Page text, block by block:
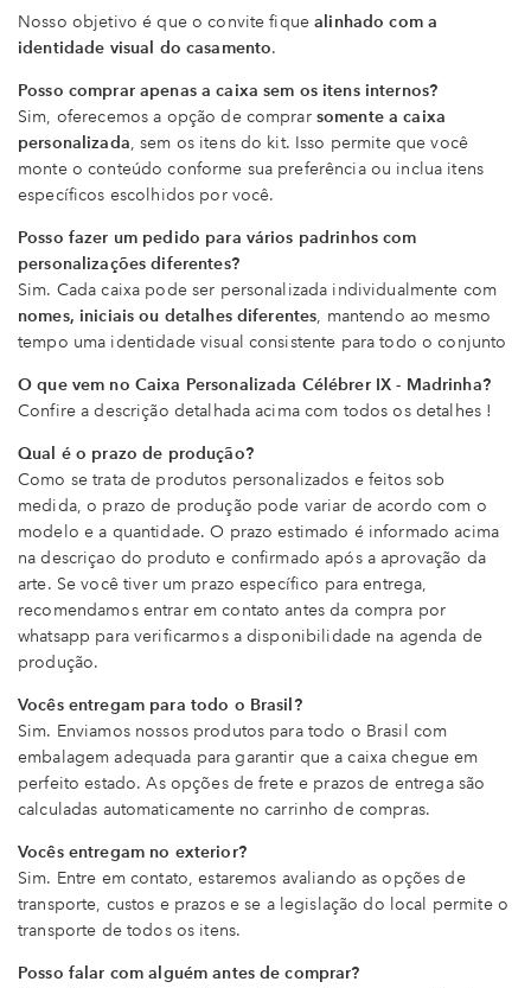
Nosso objetivo é que o convite fiquealinhado com a
identidade visual do casamento.
Posso comprar apenas a caixa sem os itens internos?
Sim, oferecemos a opção de comprar somente a caixa
personalizada, sem os itens do kit. Isso permite que você
monte o conteúdo conforme sua preferência ou inclua itens
específicos escolhidos por você.
Posso fazer um pedido para vários padrinhos com
personalizações diferentes?
Sim. Cada caixa pode ser personalizada individualmente com
nomes, iniciais ou detalhes diferentes, mantendo ao mesmo
tempo uma identidade visual consistente para todo o conjunto
O que vem no Caixa Personalizada Célébrer IX - Madrinha?
Confire a descrição detalhada acima com todos os detalhes !
Qual é o prazo de produção?
Como se trata de produtos personalizados e feitos sob
medida, o prazo de produção pode variar de acordo com o
modelo e a quantidade. O prazo estimado é informado acima
na descriçao do produto e confirmado após a aprovação da
arte. Se você tiver um prazo específico para entrega,
recomendamos entrar em contato antes da compra por
whatsapp para verificarmos a disponibilidade na agenda de
produção.
Vocês entregam para todo o Brasil?
Sim. Enviamos nossos produtos para todo o Brasil com
embalagem adequada para garantir que a caixa chegue em
perfeito estado. As opções de frete e prazos de entrega são
calculadas automaticamente no carrinho de compras.
Vocês entregam no exterior?
Sim. Entre em contato, estaremos avaliando as opções de
transporte, custos e prazos e se a legislação do local permite o
transporte de todos os itens.
Posso falar com alguém antes de comprar?